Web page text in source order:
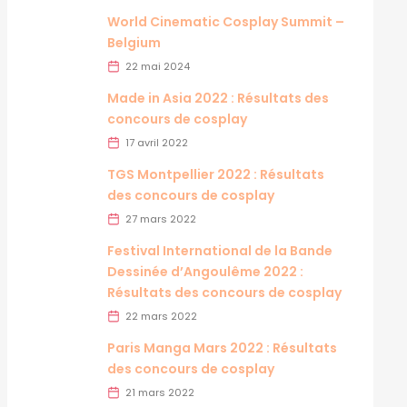
World Cinematic Cosplay Summit –
Belgium
22 mai 2024
Made in Asia 2022 : Résultats des
concours de cosplay
17 avril 2022
TGS Montpellier 2022 : Résultats
des concours de cosplay
27 mars 2022
Festival International de la Bande
Dessinée d’Angoulême 2022 :
Résultats des concours de cosplay
22 mars 2022
Paris Manga Mars 2022 : Résultats
des concours de cosplay
21 mars 2022